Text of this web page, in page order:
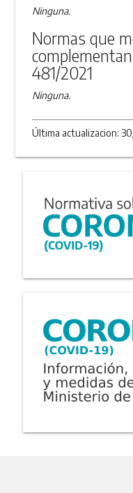
Ninguna.
Normas que
481/2021
Ninguna.
Última actualizacion: